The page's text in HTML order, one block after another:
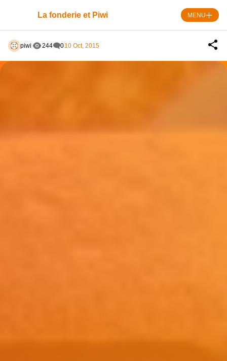
La fonderie et Piwi MENU
piwi 244 010 Oct, 2015